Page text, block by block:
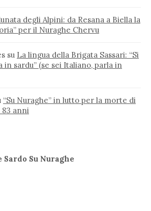
degli Alpini: da Resana a Biella la
per il Nuraghe Chervu
su La lingua della Brigata Sassari: “Si
in sardu” (se sei Italiano, parla in
“Su Nuraghe” in lutto per la morte di
anni
Su Nuraghe